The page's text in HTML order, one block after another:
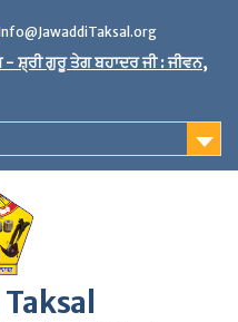
- ਸ਼੍ਰੀ ਗੁਰੂ ਤੇਗ ਬਹਾਦਰ ਜੀ : ਜੀਵਨ,